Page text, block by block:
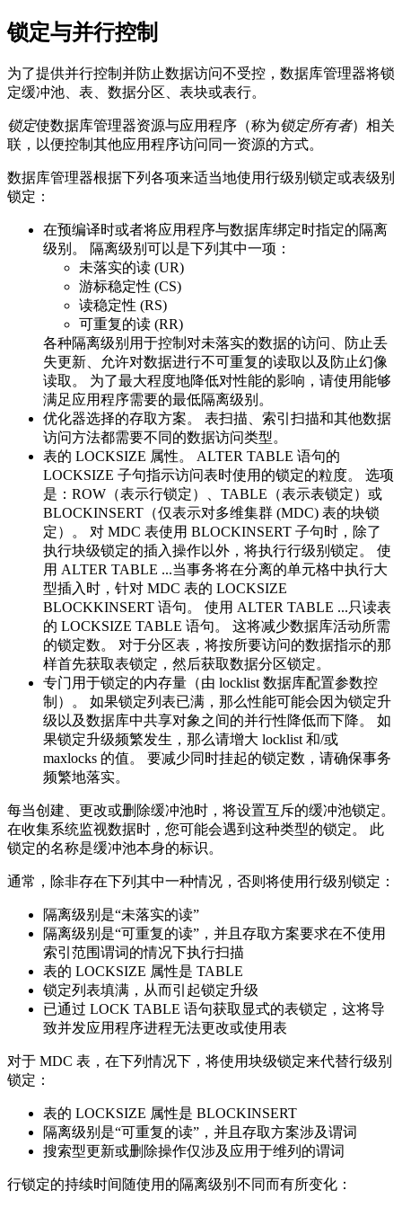
锁定与并行控制
为了提供并行控制并防止数据访问不受控，数据库管理器将锁
定缓冲池、表、数据分区、表块或表行。
锁定使数据库管理器资源与应用程序（称为锁定所有者）相关
联，以便控制其他应用程序访问同一资源的方式。
数据库管理器根据下列各项来适当地使用行级别锁定或表级别
锁定：
在预编译时或者将应用程序与数据库绑定时指定的隔离
级别。 隔离级别可以是下列其中一项：
未落实的读 (UR)
游标稳定性 (CS)
读稳定性 (RS)
可重复的读 (RR)
各种隔离级别用于控制对未落实的数据的访问、防止丢
失更新、允许对数据进行不可重复的读取以及防止幻像
读取。 为了最大程度地降低对性能的影响，请使用能够
满足应用程序需要的最低隔离级别。
优化器选择的存取方案。 表扫描、索引扫描和其他数据
访问方法都需要不同的数据访问类型。
表的 LOCKSIZE 属性。 ALTER TABLE 语句的
LOCKSIZE 子句指示访问表时使用的锁定的粒度。 选项
是：ROW（表示行锁定）、TABLE（表示表锁定）或
BLOCKINSERT（仅表示对多维集群 (MDC) 表的块锁
定）。 对 MDC 表使用 BLOCKINSERT 子句时，除了
执行块级锁定的插入操作以外，将执行行级别锁定。 使
用 ALTER TABLE ...当事务将在分离的单元格中执行大
型插入时，针对 MDC 表的 LOCKSIZE
BLOCKKINSERT 语句。 使用 ALTER TABLE ...只读表
的 LOCKSIZE TABLE 语句。 这将减少数据库活动所需
的锁定数。 对于分区表，将按所要访问的数据指示的那
样首先获取表锁定，然后获取数据分区锁定。
专门用于锁定的内存量（由 locklist 数据库配置参数控
制）。 如果锁定列表已满，那么性能可能会因为锁定升
级以及数据库中共享对象之间的并行性降低而下降。 如
果锁定升级频繁发生，那么请增大 locklist 和/或
maxlocks 的值。 要减少同时挂起的锁定数，请确保事务
频繁地落实。
每当创建、更改或删除缓冲池时，将设置互斥的缓冲池锁定。
在收集系统监视数据时，您可能会遇到这种类型的锁定。 此
锁定的名称是缓冲池本身的标识。
通常，除非存在下列其中一种情况，否则将使用行级别锁定：
隔离级别是“未落实的读”
隔离级别是“可重复的读”，并且存取方案要求在不使用
索引范围谓词的情况下执行扫描
表的 LOCKSIZE 属性是 TABLE
锁定列表填满，从而引起锁定升级
已通过 LOCK TABLE 语句获取显式的表锁定，这将导
致并发应用程序进程无法更改或使用表
对于 MDC 表，在下列情况下，将使用块级锁定来代替行级别
锁定：
表的 LOCKSIZE 属性是 BLOCKINSERT
隔离级别是“可重复的读”，并且存取方案涉及谓词
搜索型更新或删除操作仅涉及应用于维列的谓词
行锁定的持续时间随使用的隔离级别不同而有所变化：